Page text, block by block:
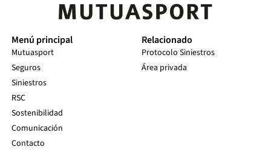
Menú principal
Mutuasport
Seguros
Siniestros
RSC
Sostenibilidad
Comunicación
Contacto
Relacionado
Protocolo Siniestros
Área privada